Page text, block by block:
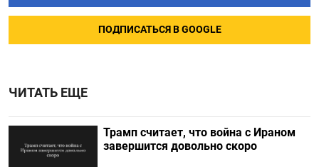
ПОДПИСАТЬСЯ В GOOGLE
ЧИТАТЬ ЕЩЕ
Трамп считает, что война с Ираном
завершится довольно скоро